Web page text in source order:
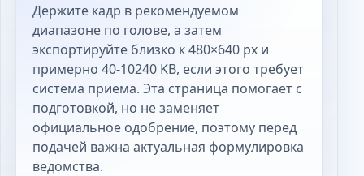
Держите кадр в рекомендуемом
диапазоне по голове, а затем
экспортируйте близко к 480×640 px и
примерно 40-10240 KB, если этого требует
система приема. Эта страница помогает с
подготовкой, но не заменяет
официальное одобрение, поэтому перед
подачей важна актуальная формулировка
ведомства.